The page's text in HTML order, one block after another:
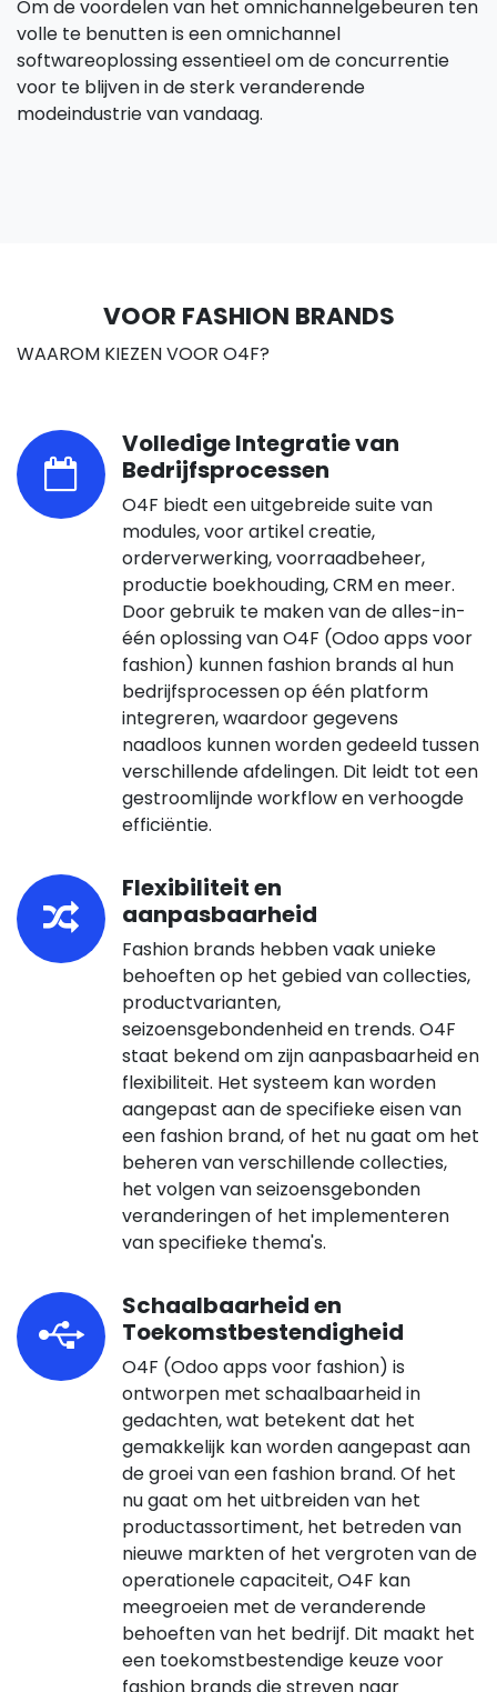
Om de voordelen van het omnichannelgebeuren ten
volle te benutten is een omnichannel
softwareoplossing essentieel om de concurrentie
voor te blijven in de sterk veranderende
modeindustrie van vandaag.
VOOR FASHION BRANDS
WAAROM KIEZEN VOOR O4F?
Volledige Integratie van
Bedrijfsprocessen
O4F biedt een uitgebreide suite van
modules, voor artikel creatie,
orderverwerking, voorraadbeheer,
productie boekhouding, CRM en meer.
Door gebruik te maken van de alles-in-
één oplossing van O4F (Odoo apps voor
fashion) kunnen fashion brands al hun
bedrijfsprocessen op één platform
integreren, waardoor gegevens
naadloos kunnen worden gedeeld tussen
verschillende afdelingen. Dit leidt tot een
gestroomlijnde workflow en verhoogde
efficiëntie.
Flexibiliteit en
aanpasbaarheid
Fashion brands hebben vaak unieke
behoeften op het gebied van collecties,
productvarianten,
seizoensgebondenheid en trends. O4F
staat bekend om zijn aanpasbaarheid en
flexibiliteit. Het systeem kan worden
aangepast aan de specifieke eisen van
een fashion brand, of het nu gaat om het
beheren van verschillende collecties,
het volgen van seizoensgebonden
veranderingen of het implementeren
van specifieke thema's.
Schaalbaarheid en
Toekomstbestendigheid
O4F (Odoo apps voor fashion) is
ontworpen met schaalbaarheid in
gedachten, wat betekent dat het
gemakkelijk kan worden aangepast aan
de groei van een fashion brand. Of het
nu gaat om het uitbreiden van het
productassortiment, het betreden van
nieuwe markten of het vergroten van de
operationele capaciteit, O4F kan
meegroeien met de veranderende
behoeften van het bedrijf. Dit maakt het
een toekomstbestendige keuze voor
fashion brands die streven naar